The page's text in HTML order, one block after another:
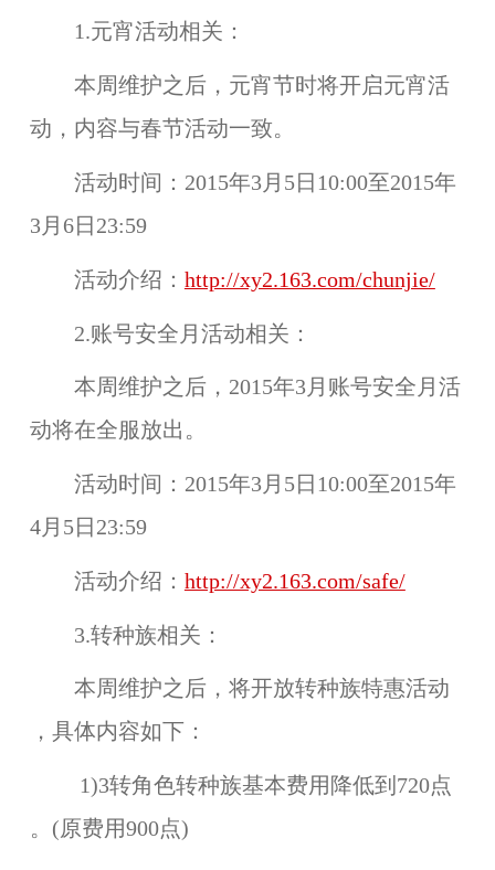
1.元宵活动相关：
本周维护之后，元宵节时将开启元宵活
动 ，内容与春节活动一致。
活动时间： 2015年3月5日10:00至2015年
3月6日23:59
活动介绍： http://xy2.163.com/chunjie/
2.账号安全月活动相关：
本周维护之后，2015年3月 账号安全月活
动将在全服放出。
活动时间： 2015年3月5日10:00至2015年
4月5日23:59
活动介绍： http://xy2.163.com/safe/
3.转种族相关：
本周维护之后，将开放转种族特惠活动
，具体内容如下：
1)3转角色转种族基本费用降低到 720点
。(原费用900点)